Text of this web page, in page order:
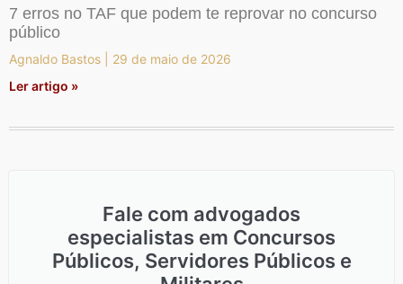
7 erros no TAF que podem te reprovar no concurso
público
Agnaldo Bastos
29 de maio de 2026
Ler artigo »
Fale com advogados
especialistas em Concursos
Públicos, Servidores Públicos e